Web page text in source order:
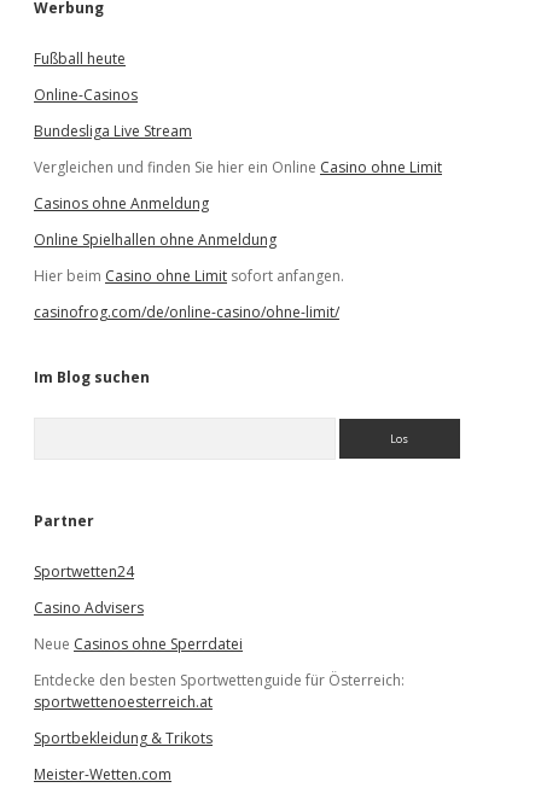
Werbung
Fußball heute
Online-Casinos
Bundesliga Live Stream
Vergleichen und finden Sie hier ein Online Casino ohne Limit
Casinos ohne Anmeldung
Online Spielhallen ohne Anmeldung
Hier beim Casino ohne Limit sofort anfangen.
casinofrog.com/de/online-casino/ohne-limit/
Im Blog suchen
e
Partner
Sportwetten24
Casino Advisers
Neue Casinos ohne Sperrdatei
Entdecke den besten Sportwettenguide für Österreich:
sportwettenoesterreich.at
Sportbekleidung & Trikots
Meister-Wetten.com